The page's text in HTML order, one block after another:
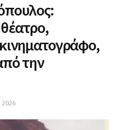
την
2026